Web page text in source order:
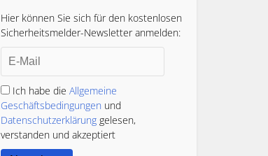
Hier können Sie sich für den kostenlosen
Sicherheitsmelder-Newsletter anmelden:
Ich habe die Allgemeine
Geschäftsbedingungen und
Datenschutzerklärung gelesen,
verstanden und akzeptiert